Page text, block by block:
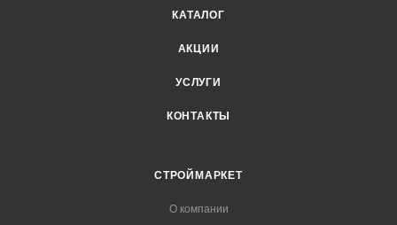
КАТАЛОГ
АКЦИИ
УСЛУГИ
КОНТАКТЫ
СТРОЙМАРКЕТ
О компании